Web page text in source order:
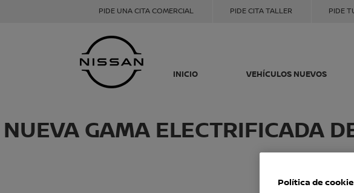
INICIO VEHÍCULOS NUEVOS
PIDE UNA CITA COMERCIAL PIDE CITA TALLER PIDE
NUEVA GAMA ELECTRIFICADA
Política de